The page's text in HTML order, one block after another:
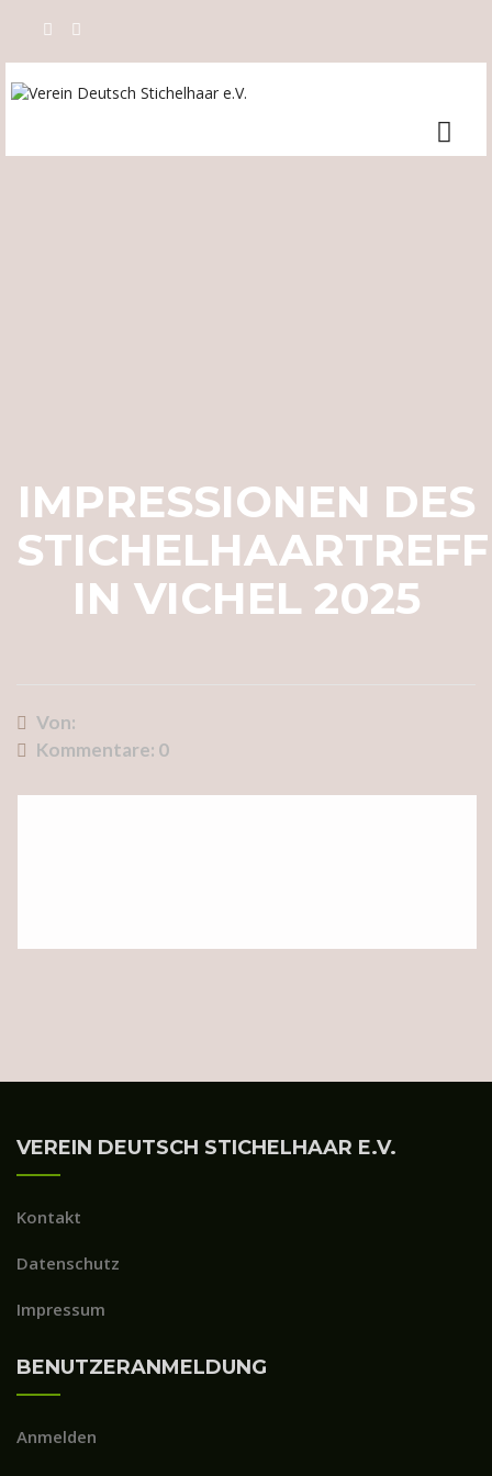
IMPRESSIONEN DES
IN VICHEL 2025
Von:
Kommentare: 0
VEREIN DEUTSCH STICHELHAAR E.V.
Kontakt
Datenschutz
Impressum
BENUTZERANMELDUNG
Anmelden